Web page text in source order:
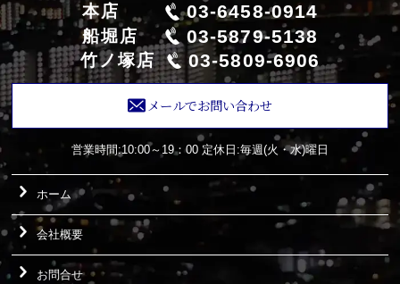
本店 03-6458-0914
船堀店 03-5879-5138
竹ノ塚店 03-5809-6906
メールでお問い合わせ
営業時間:10:00～19：00 定休日:毎週(火・水)曜日
ホーム
会社概要
お問合せ